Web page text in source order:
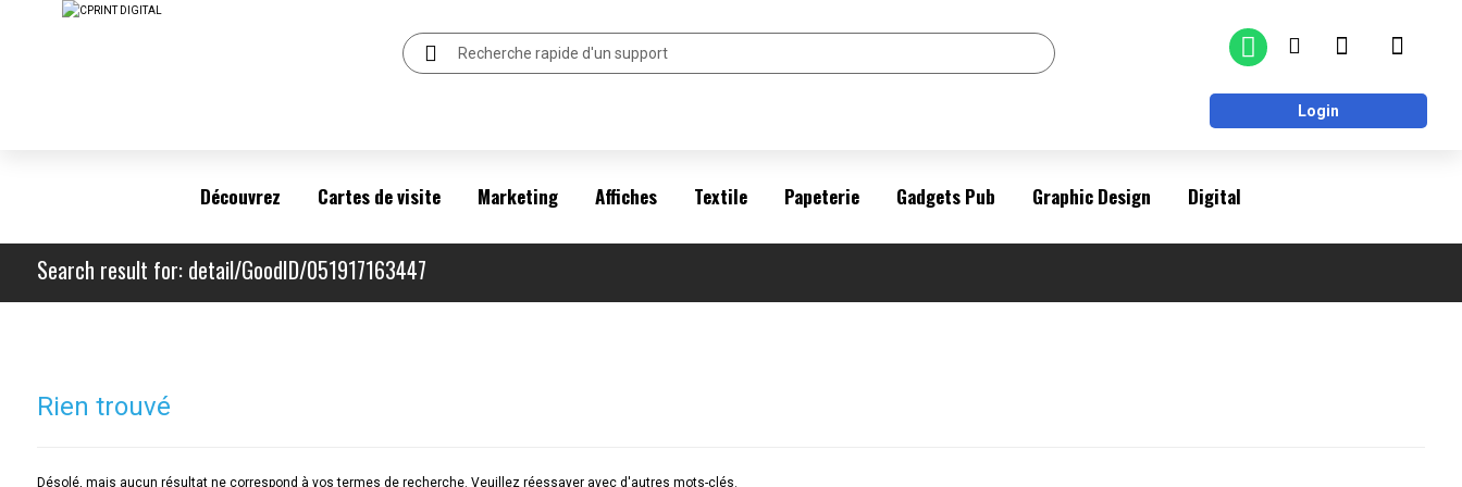
Login
Découvrez Cartes de visite Marketing Affiches Textile Papeterie Gadgets Pub Graphic Design Digital
Search result for: detail/GoodID/051917163447
Rien trouvé
Désolé, mais aucun résultat ne correspond à vos termes de recherche. Veuillez réessayer avec d'autres mots-clés.